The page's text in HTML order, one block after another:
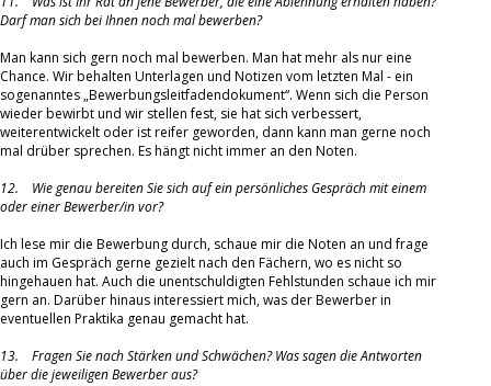
Darf man sich bei Ihnen noch mal bewerben?
Man kann sich gern noch mal bewerben. Man hat mehr als nur eine
Chance. Wir behalten Unterlagen und Notizen vom letzten Mal - ein
sogenanntes „Bewerbungsleitfadendokument“. Wenn sich die Person
wieder bewirbt und wir stellen fest, sie hat sich verbessert,
weiterentwickelt oder ist reifer geworden, dann kann man gerne noch
mal drüber sprechen. Es hängt nicht immer an den Noten.
12. Wie genau bereiten Sie sich auf ein persönliches Gespräch mit einem
oder einer Bewerber/in vor?
Ich lese mir die Bewerbung durch, schaue mir die Noten an und frage
auch im Gespräch gerne gezielt nach den Fächern, wo es nicht so
hingehauen hat. Auch die unentschuldigten Fehlstunden schaue ich mir
gern an. Darüber hinaus interessiert mich, was der Bewerber in
eventuellen Praktika genau gemacht hat.
13. Fragen Sie nach Stärken und Schwächen? Was sagen die Antworten
über die jeweiligen Bewerber aus?